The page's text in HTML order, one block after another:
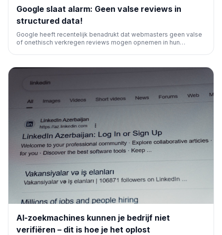
Google slaat alarm: Geen valse reviews in
structured data!
Google heeft recentelijk benadrukt dat webmasters geen valse
of onethisch verkregen reviews mogen opnemen in hun
en om penalty's te voorkomen.
AI-zoekmachines kunnen je bedrijf niet
verifiëren – dit is hoe je het oplost